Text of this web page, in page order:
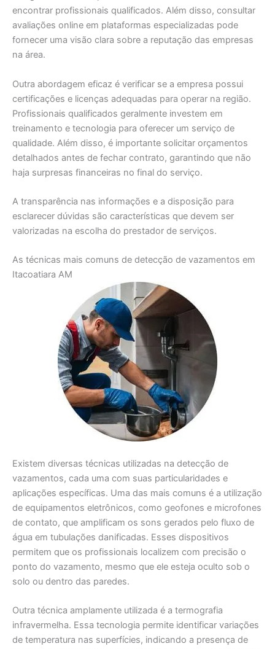
encontrar profissionais qualificados. Além disso, consultar
avaliações online em plataformas especializadas pode
fornecer uma visão clara sobre a reputação das empresas
na área.
Outra abordagem eficaz é verificar se a empresa possui
certificações e licenças adequadas para operar na região.
Profissionais qualificados geralmente investem em
treinamento e tecnologia para oferecer um serviço de
qualidade. Além disso, é importante solicitar orçamentos
detalhados antes de fechar contrato, garantindo que não
haja surpresas financeiras no final do serviço.
A transparência nas informações e a disposição para
esclarecer dúvidas são características que devem ser
valorizadas na escolha do prestador de serviços.
As técnicas mais comuns de detecção de vazamentos em
Itacoatiara AM
Existem diversas técnicas utilizadas na detecção de
vazamentos, cada uma com suas particularidades e
aplicações específicas. Uma das mais comuns é a utilização
de equipamentos eletrônicos, como geofones e microfones
de contato, que amplificam os sons gerados pelo fluxo de
água em tubulações danificadas. Esses dispositivos
permitem que os profissionais localizem com precisão o
ponto do vazamento, mesmo que ele esteja oculto sob o
solo ou dentro das paredes.
Outra técnica amplamente utilizada é a termografia
infravermelha. Essa tecnologia permite identificar variações
de temperatura nas superfícies, indicando a presença de